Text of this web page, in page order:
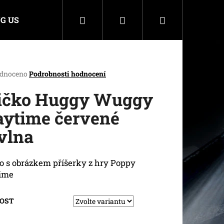
US Hledat PřihlášeníNákupní
Podrobnosti hodnocení
Huggy Wuggy
červené
s obrázkem příšerky z hry Poppy